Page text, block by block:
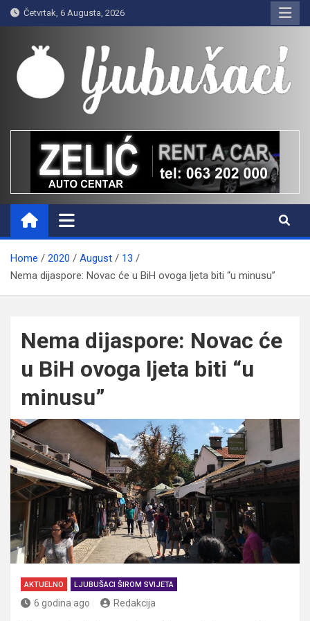
Skip
to
content
Četvrtak, 6 Augusta, 2026
Ljubušaci
Svom voljenom gradu
Home 2020 August
13
Nema dijaspore: Novac će u BiH ovoga ljeta biti “u minusu”
Nema dijaspore: Novac će
u BiH ovoga ljeta biti “u
minusu”
AKTUELNO LJUBUŠACI ŠIROM SVIJETA
6 godina ago Redakcija